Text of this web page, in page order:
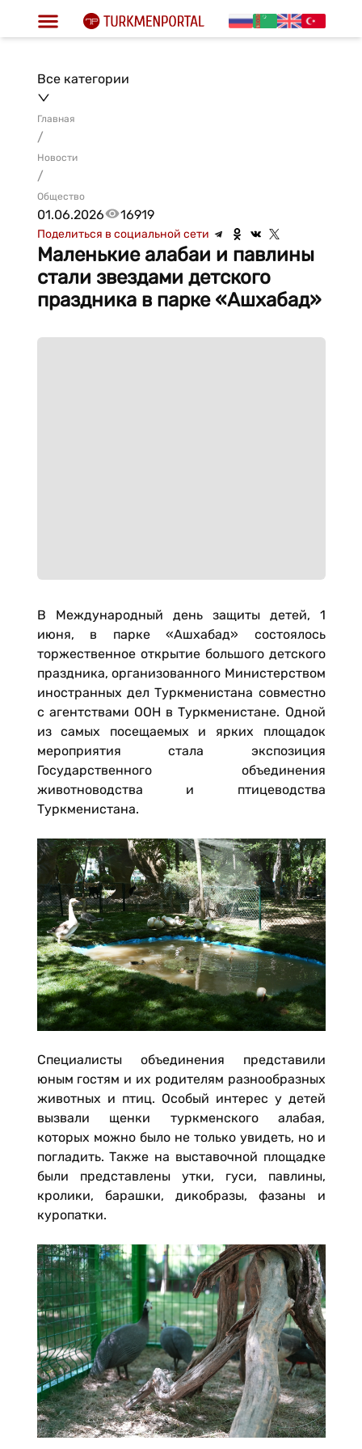
Все категории
Главная
/
Новости
/
Общество
01.06.2026 16919
Поделиться в социальной сети
Маленькие алабаи и павлины
стали звездами детского
праздника в парке «Ашхабад»
В Международный день защиты детей, 1
июня, в парке «Ашхабад» состоялось
торжественное открытие большого детского
праздника, организованного Министерством
иностранных дел Туркменистана совместно
с агентствами ООН в Туркменистане. Одной
из самых посещаемых и ярких площадок
мероприятия стала экспозиция
Государственного объединения
животноводства и птицеводства
Туркменистана.
Специалисты объединения представили
юным гостям и их родителям разнообразных
животных и птиц. Особый интерес у детей
вызвали щенки туркменского алабая,
которых можно было не только увидеть, но и
погладить. Также на выставочной площадке
были представлены утки, гуси, павлины,
кролики, барашки, дикобразы, фазаны и
куропатки.